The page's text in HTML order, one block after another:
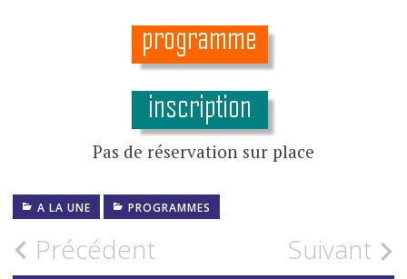
Pas de réservation sur place
A LA UNE PROGRAMMES
Navigation
Précédent Suivant